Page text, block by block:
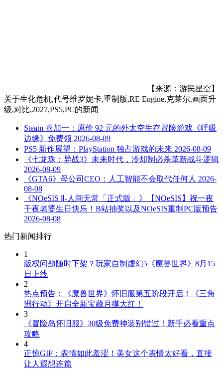
【来源：游民星空】
关于生化危机,代号维罗妮卡,重制版,RE Engine,克莱尔,画面升
级,对比,2027,PS5,PC的新闻
Steam 喜加一：原价 92 元的外太空生存冒险游戏《呼吸
边缘》免费领 2026-08-09
PS5 新作展望：PlayStation 独占游戏的未来 2026-08-09
《七龙珠：异战3》未来时代，冷却制必杀革新战斗逻辑
2026-08-09
《GTA6》母公司CEO：人工智能不会取代任何人 2026-
08-08
《NOeSIS Ⅱ-人间无常「正式版」》【NOeSIS】祝一夜
千夜老婆生日快乐！B站抽奖以及NOeSIS重制PC版预告
2026-08-08
热门新闻排行
1
版权问题随时下架？玩家自制虚幻5《魔兽世界》8月15
日上线
2
热点预告：《魔兽世界》怀旧服第五阶段开启！《三角
洲行动》开启全新宝藏月摸大红！
3
《冒险岛怀旧服》30级免费神装别错过！新手必看重点
攻略
4
正惊GIF：表情如此羞涩！美女这个表情太好看，直接
让人遐想连篇